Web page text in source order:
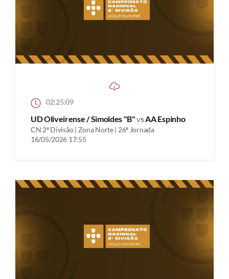
02:25:09
UD Oliveirense / Simoldes "B"vsAA Espinho
CN 2ª Divisão | Zona Norte | 26ª Jornada
16/05/2026 17:55